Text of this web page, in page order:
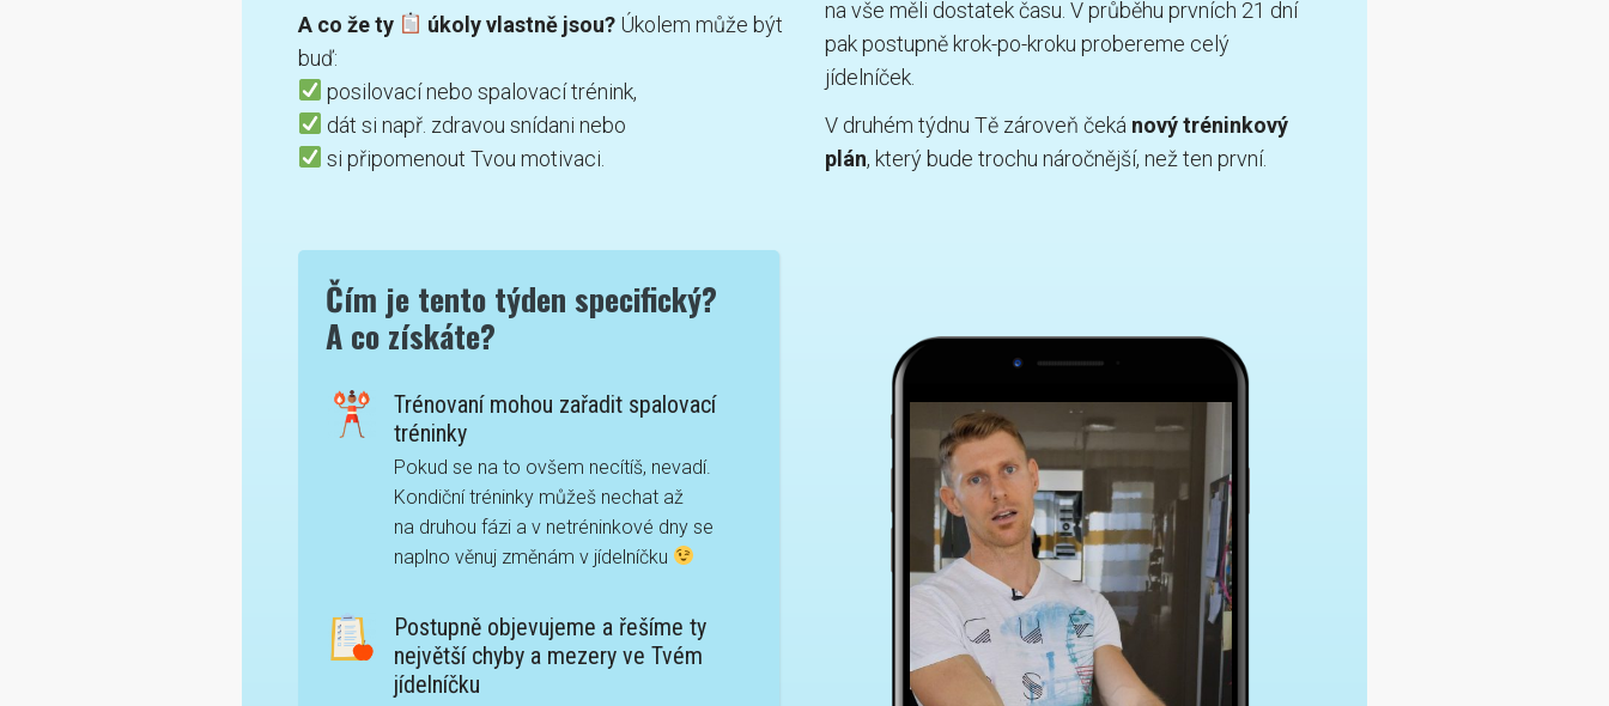
A co že ty
úkoly vlastně jsou? Úkolem může být
buď:
posilovací nebo spalovací trénink,
dát si např. zdravou snídani nebo
si připomenout Tvou motivaci.
na vše měli dostatek času. V průběhu prvních 21 dní
pak postupně krok-po-kroku probereme celý
jídelníček.
V druhém týdnu Tě zároveň čeká nový tréninkový
plán, který bude trochu náročnější, než ten první.
Čím je tento týden specifický?
A co získáte?
Trénovaní mohou zařadit spalovací
tréninky
Pokud se na to ovšem necítíš, nevadí.
Kondiční tréninky můžeš nechat až
na druhou fázi a v netréninkové dny se
naplno věnuj změnám v jídelníčku
Postupně objevujeme a řešíme ty
největší chyby a mezery ve Tvém
jídelníčku